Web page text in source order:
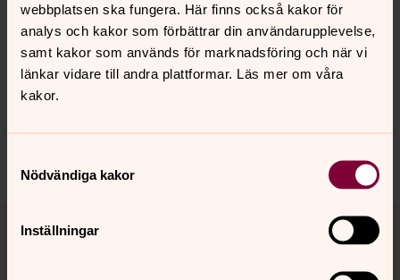
webbplatsen ska fungera. Här finns också kakor för
analys och kakor som förbättrar din användarupplevelse,
samt kakor som används för marknadsföring och när vi
länkar vidare till andra plattformar. Läs mer om våra
kakor.
Nödvändiga kakor
Inställningar
Senast ändrad 17 juni 2026
Synpunkter eller frågor på sidans
innehåll?
sth.domkyrko.forsamling@svenskakyrkan.se